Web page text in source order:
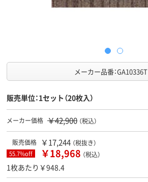
メーカー品番：GA10336T
販売単位：1セット（20枚入）
メーカー価格 ￥42,900 （税込）
販売価格 ￥17,244 （税抜き）
55.7%off ￥18,968 （税込）
1枚あたり￥948.4